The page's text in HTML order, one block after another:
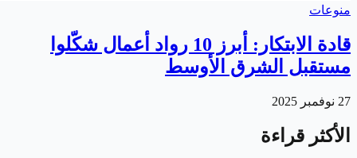
منوعات
قادة الابتكار: أبرز 10 رواد أعمال شكّلوا
مستقبل الشرق الأوسط
27 نوفمبر 2025
الأكثر قراءة